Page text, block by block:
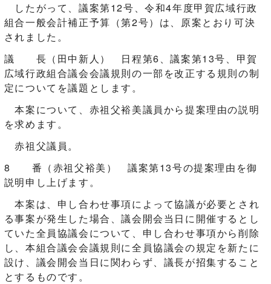
したがって、議案第12号、令和4年度甲賀広域行政
組合一般会計補正予算（第2号）は、原案とおり可決
されました。
議 長（田中新人） 日程第6、議案第13号、甲賀
広域行政組合議会会議規則の一部を改正する規則の制
定についてを議題とします。
本案について、赤祖父裕美議員から提案理由の説明
を求めます。
赤祖父議員。
8 番（赤祖父裕美） 議案第13号の提案理由を御
説明申し上げます。
本案は、申し合わせ事項によって協議が必要とされ
る事案が発生した場合、議会開会当日に開催するとし
ていた全員協議会について、申し合わせ事項から削除
し、本組合議会会議規則に全員協議会の規定を新たに
設け、議会開会当日に関わらず、議長が招集すること
とするものです。